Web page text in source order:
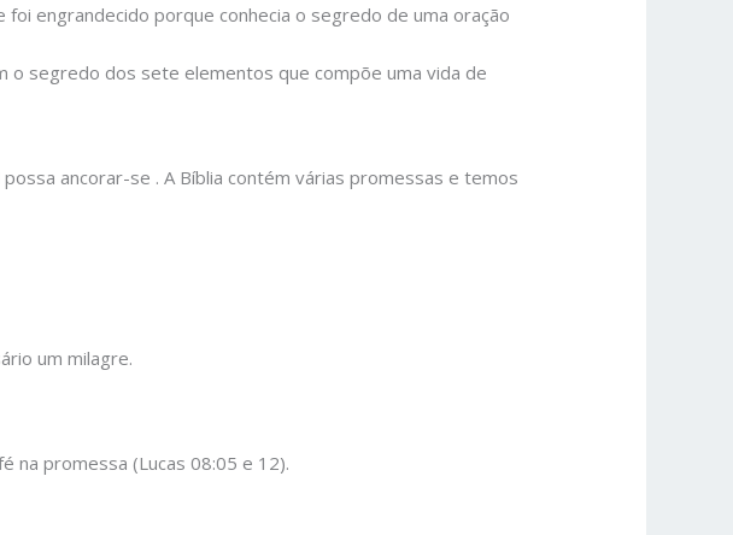
engrandecido porque conhecia o segredo de uma oração
o segredo dos sete elementos que compõe uma vida de
ancorar-se . A Bíblia contém várias promessas e temos
um milagre.
na promessa (Lucas 08:05 e 12).